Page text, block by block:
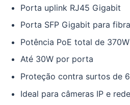
Porta uplink RJ45 Gigabit
Porta SFP Gigabit para
Potência PoE total de 370W
Até 30W por porta
Proteção contra surtos de
Ideal para câmeras IP e